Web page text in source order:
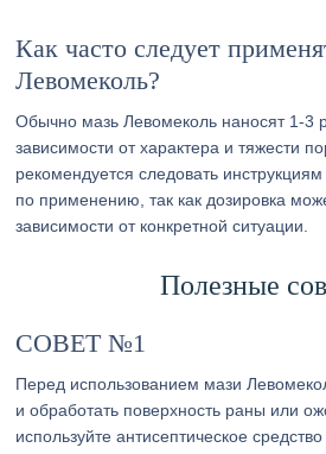
Как часто следует
Левомеколь?
Обычно мазь Левомеколь наносят 1-3
зависимости от характера и тяжести
рекомендуется следовать
по применению, так как дозировка
зависимости от конкретной ситуации.
Полезные
СОВЕТ №1
Перед использованием мази
и обработать поверхность раны или
используйте антисептическое